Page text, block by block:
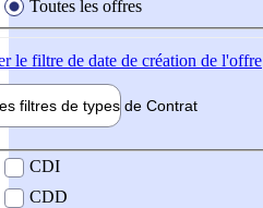
Toutes les offres
le filtre de date de création de l'offre
filtres de types de Contrat
contrat
CDI
CDD